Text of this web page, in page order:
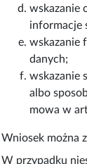
wskazanie
informacje
wskazanie
danych;
wskazanie
albo
mowa w
Wniosek można
W przypadku